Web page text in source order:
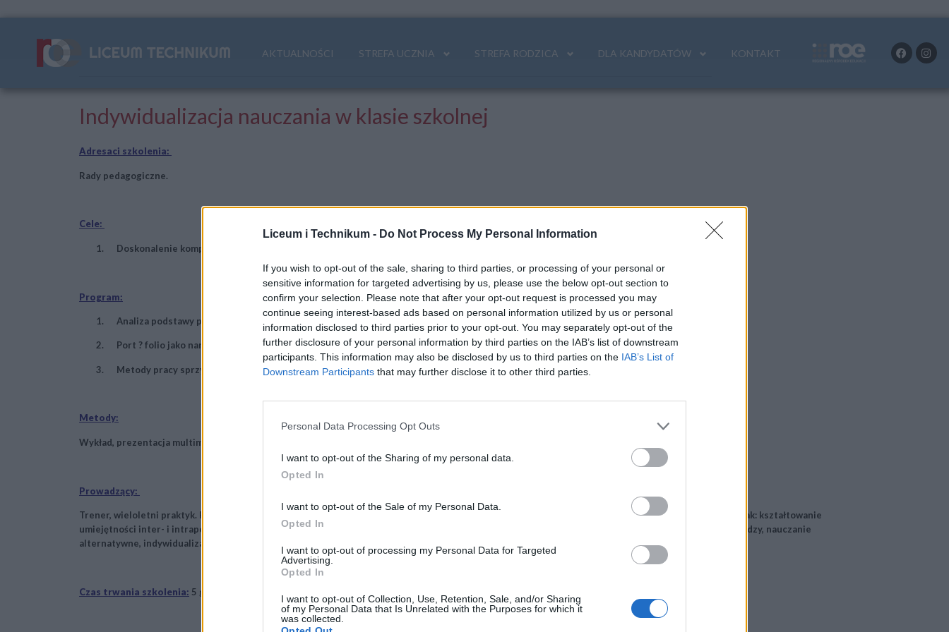
Liceum i Technikum - Do Not Process My Personal Information
If you wish to opt-out of the sale, sharing to third parties, or processing of your personal or
sensitive information for targeted advertising by us, please use the below opt-out section to
confirm your selection. Please note that after your opt-out request is processed you may
continue seeing interest-based ads based on personal information utilized by us or personal
information disclosed to third parties prior to your opt-out. You may separately opt-out of the
further disclosure of your personal information by third parties on the IAB’s list of downstream
participants. This information may also be disclosed by us to third parties on the IAB’s List of
Downstream Participants that may further disclose it to other third parties.
Personal Data Processing Opt Outs
I want to opt-out of the Sharing of my personal data.
Opted In
I want to opt-out of the Sale of my Personal Data.
Opted In
I want to opt-out of processing my Personal Data for Targeted
Advertising.
Opted In
I want to opt-out of Collection, Use, Retention, Sale, and/or Sharing
of my Personal Data that Is Unrelated with the Purposes for which it
was collected.
AKTUALNOŚCI STREFA UCZNIA STREFA RODZICA DLA KANDYDATÓW KONTAKT
Indywidualizacja nauczania w klasie szkolnej
Adresaci szkolenia:
Rady pedagogiczne.
Cele:
1. Doskonalenie kompetencji nauczycielskich związanych z dydaktyką.
Program:
1. Analiza podstawy programowej pod kątem zapisów o indywidualizacji.
2. Port ? folio jako narzędzie indywidualizacji nauczania.
3. Metody pracy sprzyjające indywidualizacji.
Metody:
Wykład, prezentacja multimedialna, praca w grupie.
Prowadzący:
Trener, wieloletni praktyk. Prowadzi warsztaty, seminaria i konferencje. Autorka i współautorka wielu publikacji. Specjalista w takich kompetencjach, jak: kształtowanie
umiejętności inter- i intrapersonalnych, ponadprzedmiotowych, samoocena jako wspieranie ucznia w jego rozwoju i samodzielności w zdobywaniu wiedzy, nauczanie
alternatywne, indywidualizacja nauczania, techniki nauczania i uczenia się, konstruowanie programów dydaktycznych.
Czas trwania szkolenia: 5 godzin dydaktycznych.